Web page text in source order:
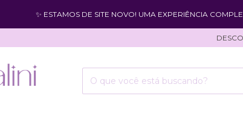
✨ ESTAMOS DE SITE NOVO! UMA EXPERIÊNCIA